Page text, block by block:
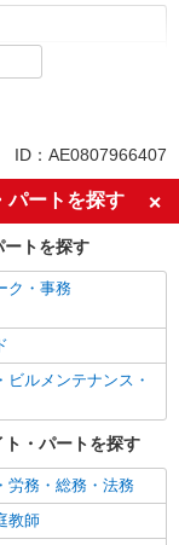
与あり
ID：AE0807966407
パートを探す
ートを探す
ク・事務
ビルメンテナンス・
・パートを探す
労務・総務・法務
教師